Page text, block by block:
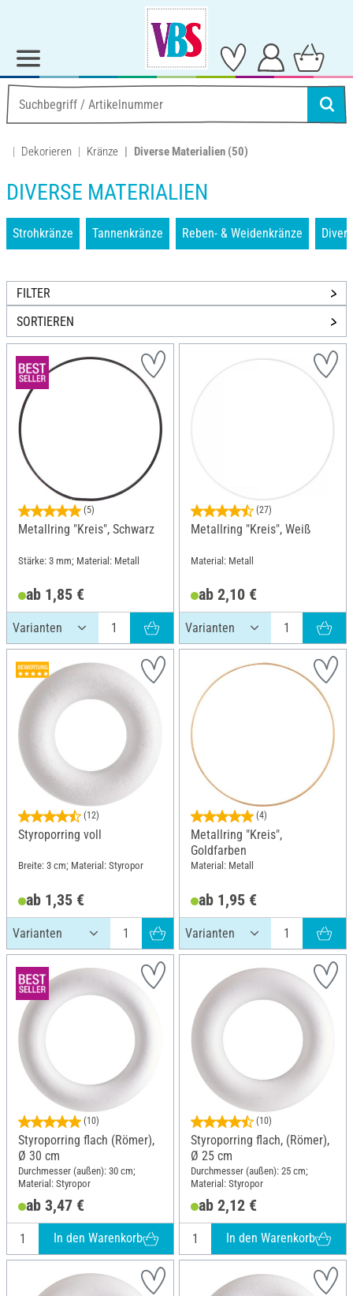
Dekorieren Kränze Diverse Materialien (50)
DIVERSE MATERIALIEN
Strohkränze Tannenkränze Reben- & Weidenkränze
FILTER
SORTIEREN
(5)
Metallring "Kreis", Schwarz
Stärke: 3 mm; Material: Metall
ab 1,85 €
(27)
Metallring "Kreis", Weiß
Material: Metall
ab 2,10 €
(12)
Styroporring voll
Breite: 3 cm; Material: Styropor
ab 1,35 €
(4)
Metallring "Kreis",
Goldfarben
Material: Metall
ab 1,95 €
(10)
Styroporring flach (Römer),
Ø 30 cm
Durchmesser (außen): 30 cm;
Material: Styropor
ab 3,47 €
In den Warenkorb
(10)
Styroporring flach, (Römer),
Ø 25 cm
Durchmesser (außen): 25 cm;
Material: Styropor
ab 2,12 €
In den Warenkorb